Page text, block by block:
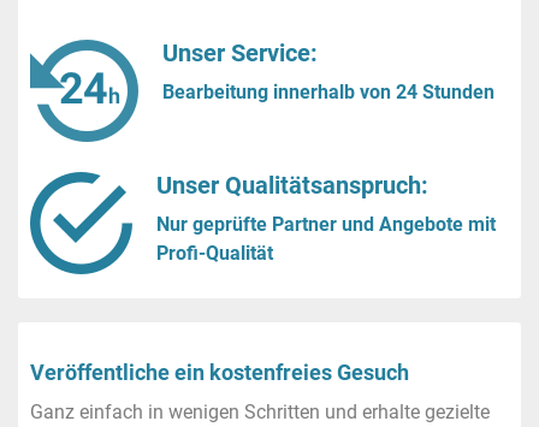
Unser Service:
Bearbeitung innerhalb von 24 Stunden
Unser Qualitätsanspruch:
Nur geprüfte Partner und Angebote mit
Profi-Qualität
Veröffentliche ein kostenfreies Gesuch
Ganz einfach in wenigen Schritten und erhalte gezielte